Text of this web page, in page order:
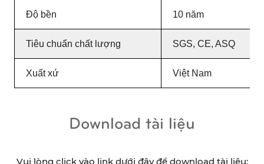
Độ bền 10 năm
Tiêu chuẩn chất lượng SGS, CE, ASQ
Xuất xứ Việt Nam
Download tài liệu
Vui lòng click vào link dưới đây để download tài liệu: